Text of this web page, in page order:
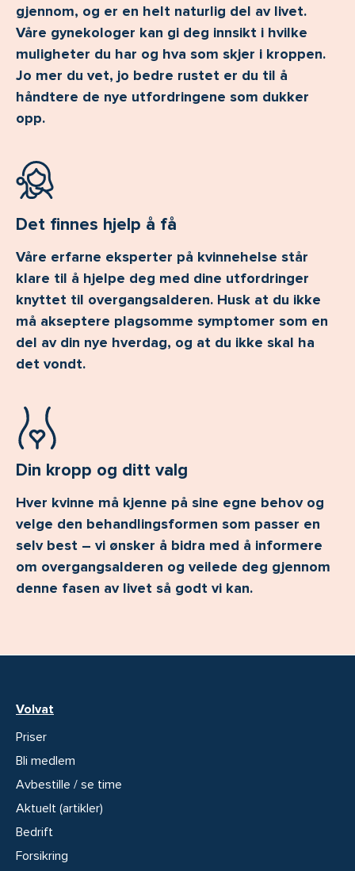
gjennom, og er en helt naturlig del av livet.
Våre gynekologer kan gi deg innsikt i hvilke
muligheter du har og hva som skjer i kroppen.
Jo mer du vet, jo bedre rustet er du til å
håndtere de nye utfordringene som dukker
opp.
Det finnes hjelp å få
Våre erfarne eksperter på kvinnehelse står
klare til å hjelpe deg med dine utfordringer
knyttet til overgangsalderen. Husk at du ikke
må akseptere plagsomme symptomer som en
del av din nye hverdag, og at du ikke skal ha
det vondt.
Din kropp og ditt valg
Hver kvinne må kjenne på sine egne behov og
velge den behandlingsformen som passer en
selv best – vi ønsker å bidra med å informere
om overgangsalderen og veilede deg gjennom
denne fasen av livet så godt vi kan.
Volvat
Priser
Bli medlem
Avbestille / se time
Aktuelt (artikler)
Bedrift
Forsikring